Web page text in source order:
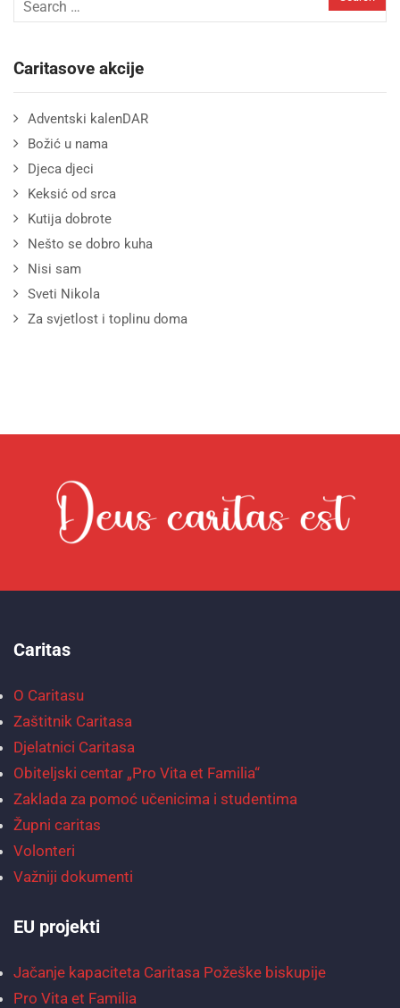
Caritasove akcije
Adventski kalenDAR
Božić u nama
Djeca djeci
Keksić od srca
Kutija dobrote
Nešto se dobro kuha
Nisi sam
Sveti Nikola
Za svjetlost i toplinu doma
Caritas
O Caritasu
Zaštitnik Caritasa
Djelatnici Caritasa
Obiteljski centar „Pro Vita et Familia“
Zaklada za pomoć učenicima i studentima
Župni caritas
Volonteri
Važniji dokumenti
EU projekti
Jačanje kapaciteta Caritasa Požeške biskupije
Pro Vita et Familia